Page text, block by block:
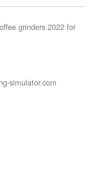
grinders 2022 for
simulator.com